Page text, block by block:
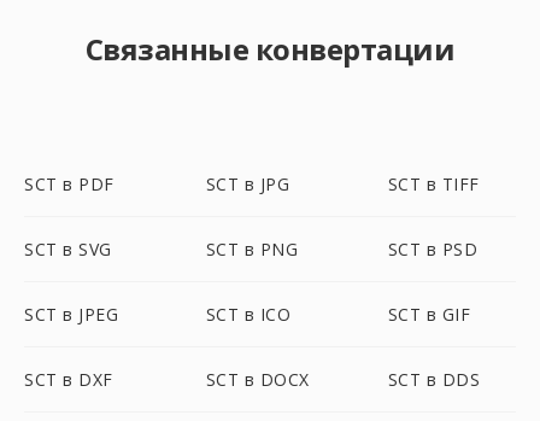
Связанные конвертации
SCT в PDF SCT в JPG SCT в TIFF
SCT в SVG SCT в PNG SCT в PSD
SCT в JPEG SCT в ICO SCT в GIF
SCT в DXF SCT в DOCX SCT в DDS